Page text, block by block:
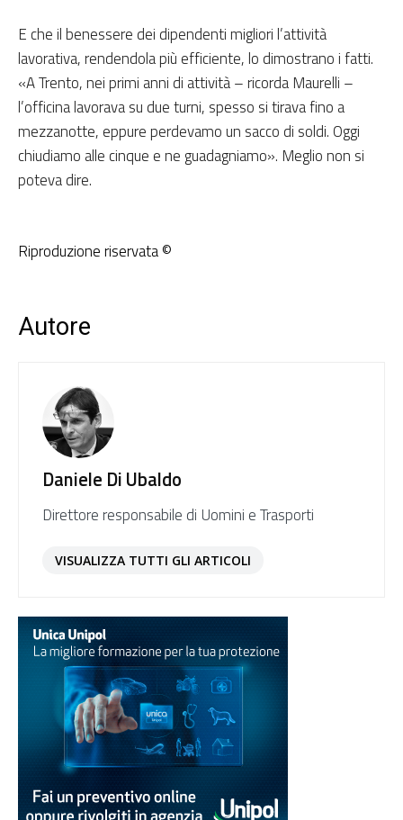
E che il benessere dei dipendenti migliori l’attività
lavorativa, rendendola più efficiente, lo dimostrano i fatti.
«A Trento, nei primi anni di attività – ricorda Maurelli –
l’officina lavorava su due turni, spesso si tirava fino a
mezzanotte, eppure perdevamo un sacco di soldi. Oggi
chiudiamo alle cinque e ne guadagniamo». Meglio non si
poteva dire.
Riproduzione riservata ©
Autore
Daniele Di Ubaldo
Direttore responsabile di Uomini e Trasporti
VISUALIZZA TUTTI GLI ARTICOLI